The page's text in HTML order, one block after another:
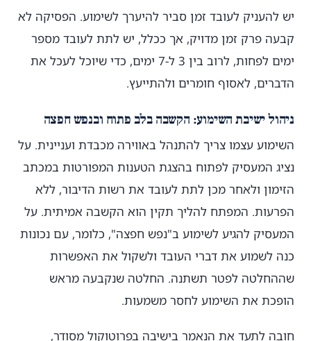
יש להעניק לעובד זמן סביר להיערך לשימוע. הפסיקה לא
קבעה פרק זמן מדויק, אך ככלל, יש לתת לעובד מספר
ימים לפחות, לרוב בין 3 ל-7 ימים, כדי שיוכל לעכל את
הדברים, לאסוף חומרים ולהתייעץ.
ניהול ישיבת השימוע: הקשבה בלב פתוח ובנפש חפצה
השימוע עצמו צריך להתנהל באווירה מכבדת ועניינית. על
נציג המעסיק לפתוח בהצגת הטענות המפורטות במכתב
הזימון ולאחר מכן לתת לעובד את רשות הדיבור, ללא
הפרעות. המפתח להליך תקין הוא הקשבה אמיתית. על
המעסיק להגיע לשימוע ב"נפש חפצה", כלומר, עם נכונות
כנה לשמוע את דברי העובד ולשקול את האפשרות
שההחלטה לפטר תשתנה. החלטה שנקבעה מראש
הופכת את השימוע לחסר משמעות.
חובה לתעד את הנאמר בישיבה בפרוטוקול מסודר,